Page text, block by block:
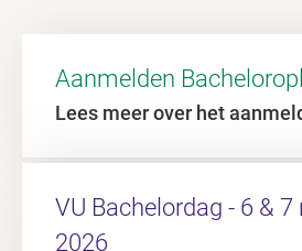
Aanmelden
Lees meer over het
VU Bachelordag - 6 &
2026